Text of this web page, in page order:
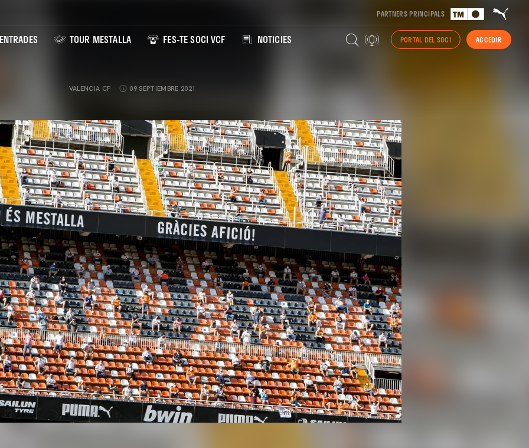
PARTNERS PRINCIPALS
ENTRADES TOUR MESTALLA FES-TE SOCI VCF NOTICIES PORTAL DEL SOCI ACCEDIR
VALENCIA CF 09 SEPTIEMBRE 2021